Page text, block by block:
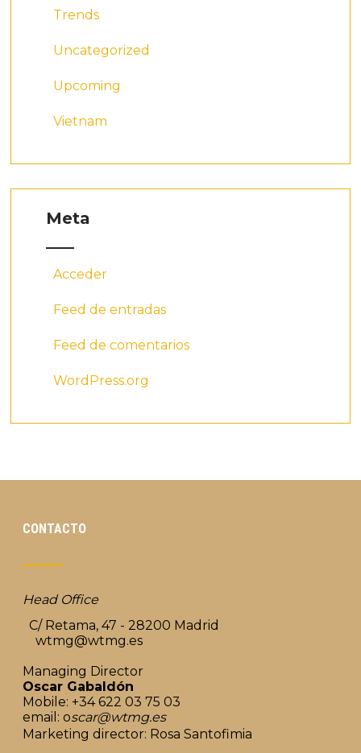
Trends
Uncategorized
Upcoming
Vietnam
Meta
Acceder
Feed de entradas
Feed de comentarios
WordPress.org
CONTACTO
Head Office
C/ Retama, 47 - 28200 Madrid
wtmg@wtmg.es
Managing Director
Oscar Gabaldón
Mobile: +34 622 03 75 03
email: oscar@wtmg.es
Marketing director: Rosa Santofimia